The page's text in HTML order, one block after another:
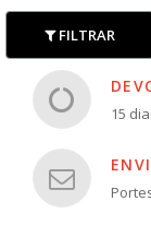
FILTRAR
15